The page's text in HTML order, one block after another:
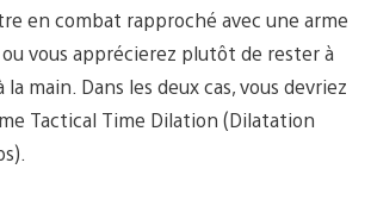
en combat rapproché avec une arme
ou vous apprécierez plutôt de rester à
main. Dans les deux cas, vous devriez
Tactical Time Dilation (Dilatation